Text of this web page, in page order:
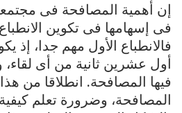
إن أهمية المصافحة فى
فى إسهامها فى تكوين
فالانطباع الأول مهم جدا، إذ
أول عشرين ثانية من أى لقاء،
فيها المصافحة. انطلاقا من
المصافحة، وضرورة تعلم